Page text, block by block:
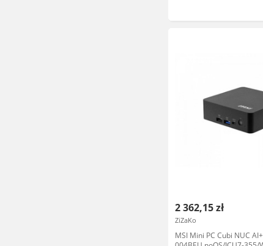
2 362,15 zł
ZiZaKo
MSI Mini PC Cubi NUC